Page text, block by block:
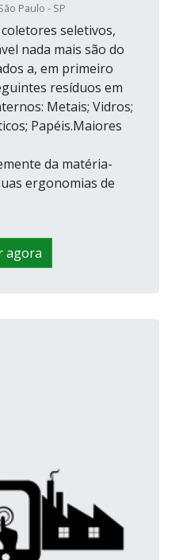
Paulo - SP
seletivos,
nada mais são do
a, em primeiro
resíduos em
Metais; Vidros;
Papéis.Maiores
da matéria-
ergonomias de
agora